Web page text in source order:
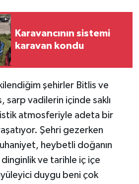
Karavancının sistemi
karavan kondu
şehirler Bitlis ve
sarp vadilerin içinde saklı
atmosferiyle adeta bir
Şehri gezerken
heybetli doğanın
dinginlik ve tarihle iç içe
duygu beni çok